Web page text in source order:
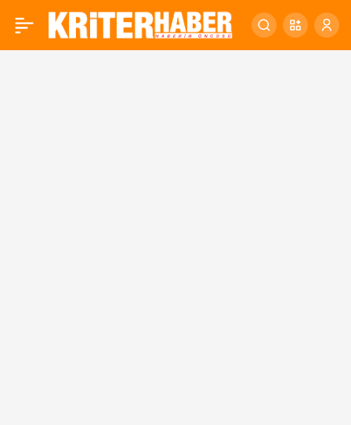
Karesi, Türkiye Yüzyılı’na 0